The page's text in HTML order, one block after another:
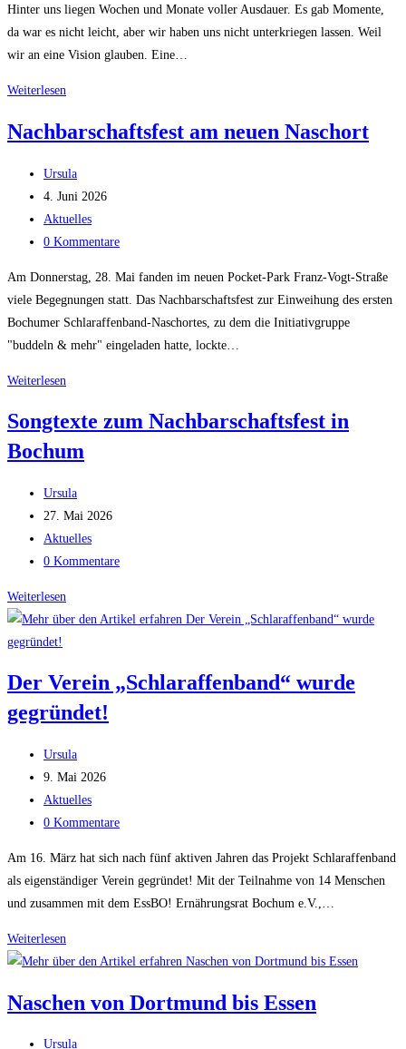
Hinter uns liegen Wochen und Monate voller Ausdauer. Es gab Momente,
da war es nicht leicht, aber wir haben uns nicht unterkriegen lassen. Weil
wir an eine Vision glauben. Eine…
Weiterlesen
bunt,
und
voller
Liebe
auf
der
Neuen
Insel
Nachbarschaftsfest am neuen Naschort
Beitrags-
Autor:
Ursula
Beitrag
veröffentlicht:
4. Juni 2026
Beitrags-
Kategorie:
Aktuelles
Beitrags-
0 Kommentare
Am Donnerstag, 28. Mai fanden im neuen Pocket-Park Franz-Vogt-Straße
viele Begegnungen statt. Das Nachbarschaftsfest zur Einweihung des ersten
Bochumer Schlaraffenband-Naschortes, zu dem die Initiativgruppe
"buddeln & mehr" eingeladen hatte, lockte…
Weiterlesen
neuen
Naschort
Songtexte zum Nachbarschaftsfest in
Bochum
Beitrags-
Autor:
Ursula
Beitrag
veröffentlicht:
27. Mai 2026
Beitrags-
Kategorie:
Aktuelles
Beitrags-
0 Kommentare
Weiterlesen
zum
Bochum
Der Verein „Schlaraffenband“ wurde
gegründet!
Beitrags-
Autor:
Ursula
Beitrag
veröffentlicht:
9. Mai 2026
Beitrags-
Kategorie:
Aktuelles
Beitrags-
0 Kommentare
Am 16. März hat sich nach fünf aktiven Jahren das Projekt Schlaraffenband
als eigenständiger Verein gegründet! Mit der Teilnahme von 14 Menschen
und zusammen mit dem EssBO! Ernährungsrat Bochum e.V.,…
Weiterlesen
Verein
wurde
Naschen von Dortmund bis Essen
Beitrags-
Ursula